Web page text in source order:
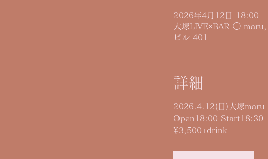
2026年4月12日 18:00
大塚LIVE×BAR ◯ maru,
ビル 401
詳細
2026.4.12(日)大塚maru
Open18:00 Start18:30
¥3,500+drink